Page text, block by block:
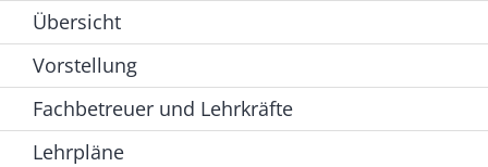
Übersicht
Vorstellung
Fachbetreuer und Lehrkräfte
Lehrpläne